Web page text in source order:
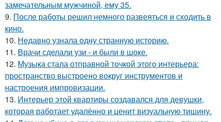
замечательным мужчиной, ему 35.
9. После работы решил немного развеяться и сходить в
кино.
10. Недавно узнала одну странную историю.
11. Врачи сделали узи - и были в шоке.
12. Музыка стала отправной точкой этого интерьера:
пространство выстроено вокруг инструментов и
настроения импровизации.
13. Интерьер этой квартиры создавался для девушки,
которая работает удалённо и ценит визуальную тишину.